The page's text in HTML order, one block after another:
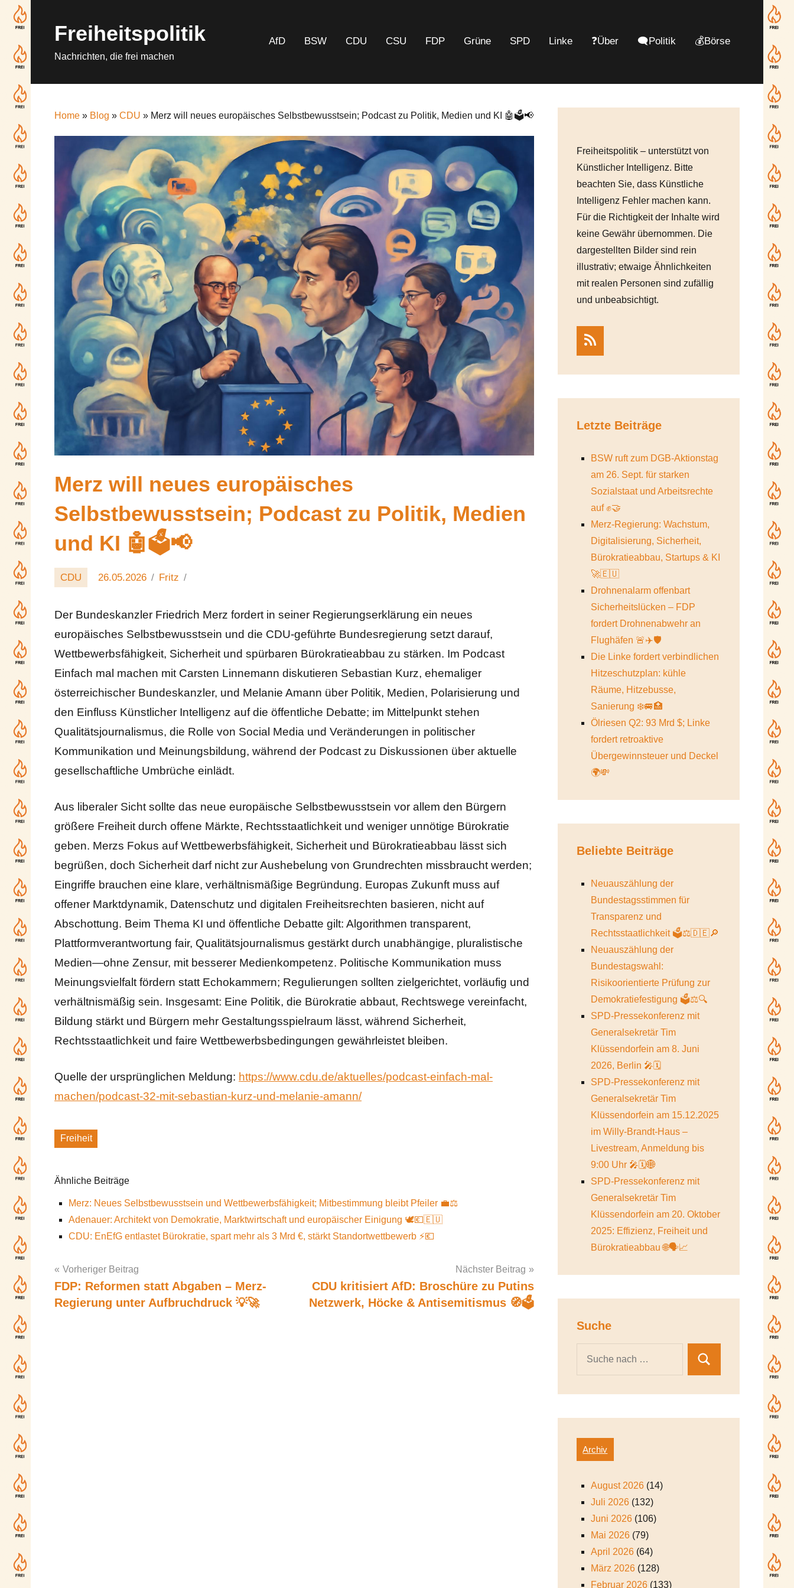
contentFreiheitspolitik
Nachrichten, die frei machen
AfD BSW CDU CSU FDP Grüne SPD Linke ❓Über 🗨️Politik 💰Börse
Home » Blog » CDU » Merz will neues europäisches Selbstbewusstsein; Podcast zu Politik, Medien und KI 🤖🗳️📢
Merz will neues europäisches
Selbstbewusstsein; Podcast zu Politik, Medien
und KI 🤖🗳️📢
CDU 26.05.2026 Fritz
Der Bundeskanzler Friedrich Merz fordert in seiner Regierungserklärung ein neues
europäisches Selbstbewusstsein und die CDU-geführte Bundesregierung setzt darauf,
Wettbewerbsfähigkeit, Sicherheit und spürbaren Bürokratieabbau zu stärken. Im Podcast
Einfach mal machen mit Carsten Linnemann diskutieren Sebastian Kurz, ehemaliger
österreichischer Bundeskanzler, und Melanie Amann über Politik, Medien, Polarisierung und
den Einfluss Künstlicher Intelligenz auf die öffentliche Debatte; im Mittelpunkt stehen
Qualitätsjournalismus, die Rolle von Social Media und Veränderungen in politischer
Kommunikation und Meinungsbildung, während der Podcast zu Diskussionen über aktuelle
gesellschaftliche Umbrüche einlädt.
Aus liberaler Sicht sollte das neue europäische Selbstbewusstsein vor allem den Bürgern
größere Freiheit durch offene Märkte, Rechtsstaatlichkeit und weniger unnötige Bürokratie
geben. Merzs Fokus auf Wettbewerbsfähigkeit, Sicherheit und Bürokratieabbau lässt sich
begrüßen, doch Sicherheit darf nicht zur Aushebelung von Grundrechten missbraucht werden;
Eingriffe brauchen eine klare, verhältnismäßige Begründung. Europas Zukunft muss auf
offener Marktdynamik, Datenschutz und digitalen Freiheitsrechten basieren, nicht auf
Abschottung. Beim Thema KI und öffentliche Debatte gilt: Algorithmen transparent,
Plattformverantwortung fair, Qualitätsjournalismus gestärkt durch unabhängige, pluralistische
Medien—ohne Zensur, mit besserer Medienkompetenz. Politische Kommunikation muss
Meinungsvielfalt fördern statt Echokammern; Regulierungen sollten zielgerichtet, vorläufig und
verhältnismäßig sein. Insgesamt: Eine Politik, die Bürokratie abbaut, Rechtswege vereinfacht,
Bildung stärkt und Bürgern mehr Gestaltungsspielraum lässt, während Sicherheit,
Rechtsstaatlichkeit und faire Wettbewerbsbedingungen gewährleistet bleiben.
Quelle der ursprünglichen Meldung: https://www.cdu.de/aktuelles/podcast-einfach-mal-
machen/podcast-32-mit-sebastian-kurz-und-melanie-amann/
Schlagworte
Freiheit
Ähnliche Beiträge
Merz: Neues Selbstbewusstsein und Wettbewerbsfähigkeit; Mitbestimmung bleibt Pfeiler 💼⚖️
Adenauer: Architekt von Demokratie, Marktwirtschaft und europäischer Einigung 🕊️💶🇪🇺
CDU: EnEfG entlastet Bürokratie, spart mehr als 3 Mrd €, stärkt Standortwettbewerb ⚡️💶
Post
navigation
Vorheriger Beitrag
FDP: Reformen statt Abgaben – Merz-
Regierung unter Aufbruchdruck 💡🚀
Nächster Beitrag
CDU kritisiert AfD: Broschüre zu Putins
Netzwerk, Höcke & Antisemitismus 🧭🗳️
Freiheitspolitik – unterstützt von
Künstlicher Intelligenz. Bitte
beachten Sie, dass Künstliche
Intelligenz Fehler machen kann.
Für die Richtigkeit der Inhalte wird
keine Gewähr übernommen. Die
dargestellten Bilder sind rein
illustrativ; etwaige Ähnlichkeiten
mit realen Personen sind zufällig
und unbeabsichtigt.
Letzte Beiträge
BSW ruft zum DGB-Aktionstag
am 26. Sept. für starken
Sozialstaat und Arbeitsrechte
auf ✊🤝
Merz-Regierung: Wachstum,
Digitalisierung, Sicherheit,
Bürokratieabbau, Startups & KI
🚀🇪🇺
Drohnenalarm offenbart
Sicherheitslücken – FDP
fordert Drohnenabwehr an
Flughäfen 🚨✈️🛡️
Die Linke fordert verbindlichen
Hitzeschutzplan: kühle
Räume, Hitzebusse,
Sanierung ❄️🚐🏥
Ölriesen Q2: 93 Mrd $; Linke
fordert retroaktive
Übergewinnsteuer und Deckel
🌍💸
Beliebte Beiträge
Neuauszählung der
Bundestagsstimmen für
Transparenz und
Rechtsstaatlichkeit 🗳️⚖️🇩🇪🔎
Neuauszählung der
Bundestagswahl:
Risikoorientierte Prüfung zur
Demokratiefestigung 🗳️⚖️🔍
SPD-Pressekonferenz mit
Generalsekretär Tim
Klüssendorfein am 8. Juni
2026, Berlin 🎤🗓️
SPD-Pressekonferenz mit
Generalsekretär Tim
Klüssendorfein am 15.12.2025
im Willy-Brandt-Haus –
Livestream, Anmeldung bis
9:00 Uhr 🎤🗓️🌐
SPD-Pressekonferenz mit
Generalsekretär Tim
Klüssendorfein am 20. Oktober
2025: Effizienz, Freiheit und
Bürokratieabbau 🌐🗣️📈
Suche
Archiv
August 2026 (14)
Juli 2026 (132)
Juni 2026 (106)
Mai 2026 (79)
April 2026 (64)
März 2026 (128)
Februar 2026 (133)